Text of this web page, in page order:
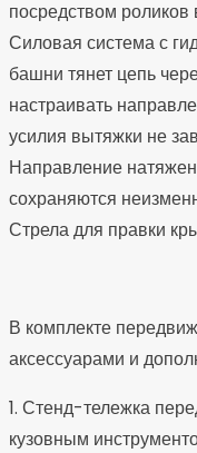
посредством
Силовая система с
башни тянет цепь
настраивать
усилия вытяжки не
Направление
сохраняются
Стрела для правки
В комплекте
аксессуарами и
1. Стенд-тележка
кузовным